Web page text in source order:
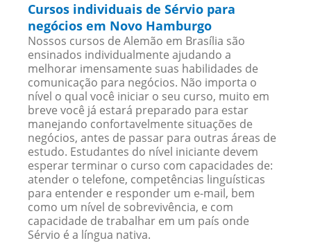
Cursos individuais de Sérvio para
negócios em Novo Hamburgo
Nossos cursos de Alemão em Brasília são
ensinados individualmente ajudando a
melhorar imensamente suas habilidades de
comunicação para negócios. Não importa o
nível o qual você iniciar o seu curso, muito em
breve você já estará preparado para estar
manejando confortavelmente situações de
negócios, antes de passar para outras áreas de
estudo. Estudantes do nível iniciante devem
esperar terminar o curso com capacidades de:
atender o telefone, competências linguísticas
para entender e responder um e-mail, bem
como um nível de sobrevivência, e com
capacidade de trabalhar em um país onde
Sérvio é a língua nativa.